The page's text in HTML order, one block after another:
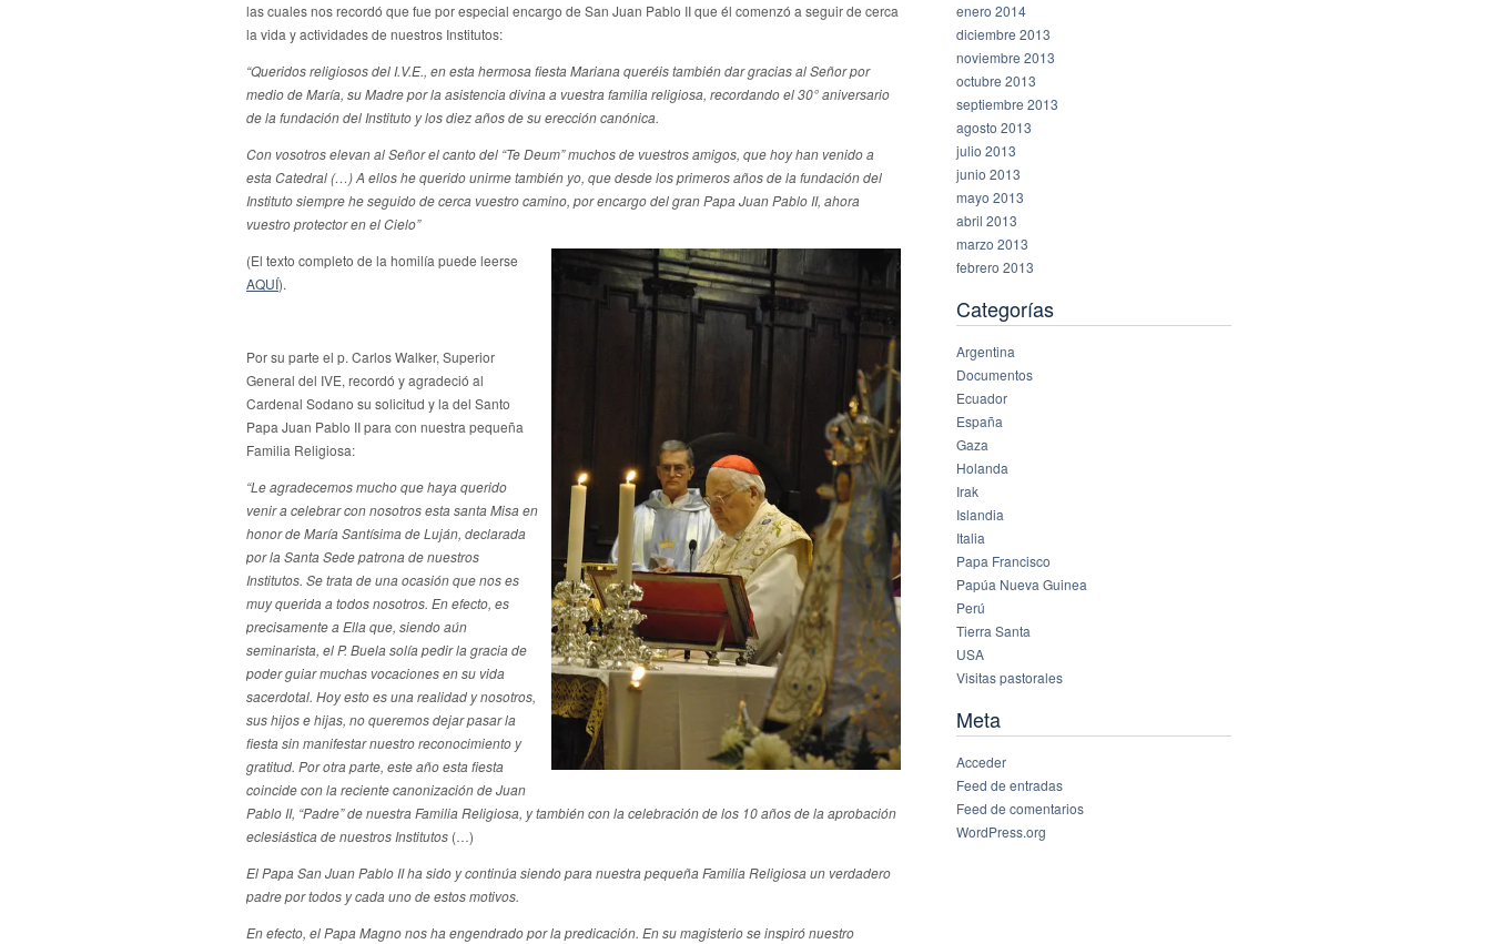
las cuales nos recordó que fue por especial encargo de San Juan Pablo II que él comenzó a seguir de cerca
la vida y actividades de nuestros Institutos:
“Queridos religiosos del I.V.E., en esta hermosa fiesta Mariana queréis también dar gracias al Señor por
medio de María, su Madre por la asistencia divina a vuestra familia religiosa, recordando el 30° aniversario
de la fundación del Instituto y los diez años de su erección canónica.
Con vosotros elevan al Señor el canto del “Te Deum” muchos de vuestros amigos, que hoy han venido a
esta Catedral (…) A ellos he querido unirme también yo, que desde los primeros años de la fundación del
Instituto siempre he seguido de cerca vuestro camino, por encargo del gran Papa Juan Pablo II, ahora
vuestro protector en el Cielo”
(El texto completo de la homilía puede leerse
AQUÍ).
Por su parte el p. Carlos Walker, Superior
General del IVE, recordó y agradeció al
Cardenal Sodano su solicitud y la del Santo
Papa Juan Pablo II para con nuestra pequeña
Familia Religiosa:
“Le agradecemos mucho que haya querido
venir a celebrar con nosotros esta santa Misa en
honor de María Santísima de Luján, declarada
por la Santa Sede patrona de nuestros
Institutos. Se trata de una ocasión que nos es
muy querida a todos nosotros. En efecto, es
precisamente aElla que, siendo aún
seminarista, el P. Buela solía pedir la gracia de
poder guiar muchas vocaciones en su vida
sacerdotal. Hoy esto es una realidad y nosotros,
sus hijos e hijas, no queremos dejar pasar la
fiesta sin manifestar nuestro reconocimiento y
gratitud. Por otra parte, este año esta fiesta
coincide con la reciente canonización de Juan
Pablo II, “Padre” de nuestra Familia Religiosa, y también con la celebración de los 10 años de la aprobación
eclesiástica de nuestros Institutos (…)
El Papa San Juan Pablo II ha sido y continúa siendo para nuestra pequeña Familia Religiosa un verdadero
padre por todos y cada uno de estos motivos.
En efecto, el Papa Magno nos ha engendrado por la predicación. En su magisterio se inspiró nuestro
enero 2014
diciembre 2013
noviembre 2013
octubre 2013
septiembre 2013
agosto 2013
julio 2013
junio 2013
mayo 2013
abril 2013
marzo 2013
febrero 2013
Categorías
Argentina
Documentos
Ecuador
España
Gaza
Holanda
Irak
Islandia
Italia
Papa Francisco
Papúa Nueva Guinea
Perú
Tierra Santa
USA
Visitas pastorales
Meta
Acceder
Feed de entradas
Feed de comentarios
WordPress.org